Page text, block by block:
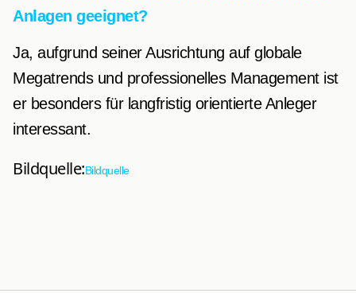
Anlagen geeignet?
Ja, aufgrund seiner Ausrichtung auf globale
Megatrends und professionelles Management ist
er besonders für langfristig orientierte Anleger
interessant.
Bildquelle:Bildquelle